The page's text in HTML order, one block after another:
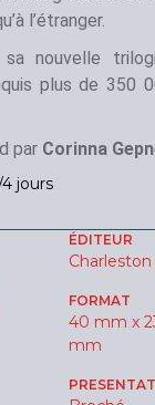
l’étranger.
nouvelle
plus de 350
par Corinna
jours
ÉDITEUR
Charleston
FORMAT
40 mm x
mm